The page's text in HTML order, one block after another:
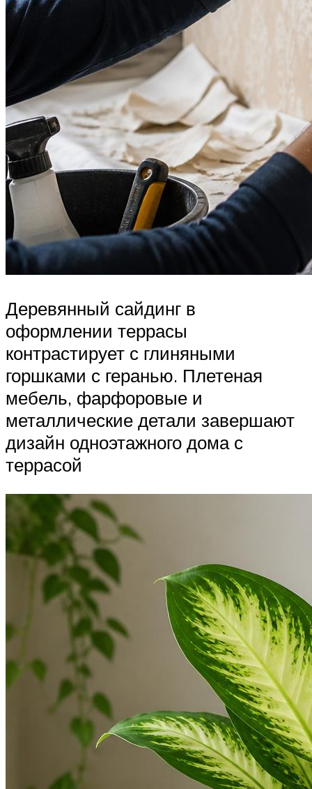
Деревянный сайдинг в
оформлении террасы
контрастирует с глиняными
горшками с геранью. Плетеная
мебель, фарфоровые и
металлические детали завершают
дизайн одноэтажного дома с
террасой